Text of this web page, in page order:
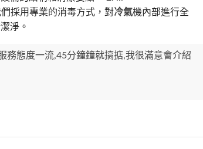
採用專業的消毒方式，對冷氣機內部進行全
淨。
務態度一流,45分鐘鐘就搞掂,我很滿意會介紹